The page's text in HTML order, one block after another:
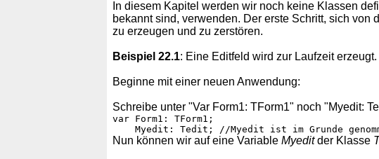
In diesem Kapitel werden wir noch keine Klassen
bekannt sind, verwenden. Der erste Schritt, sich
zu erzeugen und zu zerstören.
Beispiel 22.1: Eine Editfeld wird zur Laufzeit erzeugt.
Beginne mit einer neuen Anwendung:
Schreibe unter "Var Form1: TForm1" noch "Myedit:
var Form1: TForm1;
Nun können wir auf eine Variable Myeditder Klasse